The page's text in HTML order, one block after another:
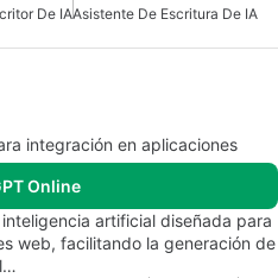
De IAAsistente De Escritura De IA
integración en aplicaciones
Online
artificial diseñada para
web, facilitando la generación de